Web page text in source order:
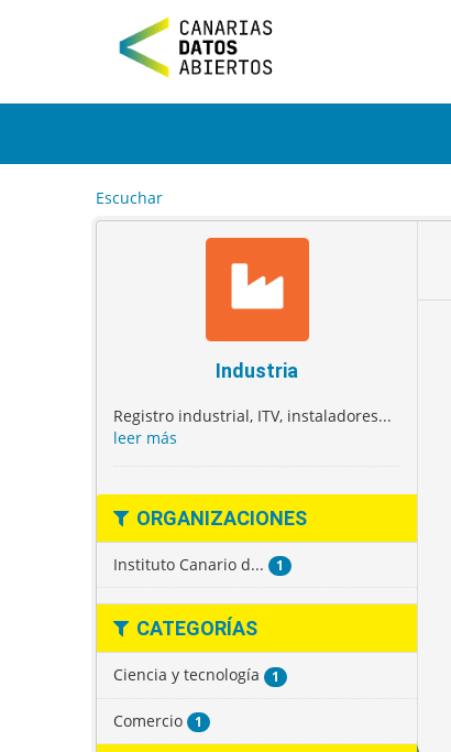
t
Escuchar
Industria
Registro industrial, ITV, instaladores...
leer más
ORGANIZACIONES
Instituto Canario d... 1
CATEGORÍAS
Ciencia y tecnología 1
Comercio 1